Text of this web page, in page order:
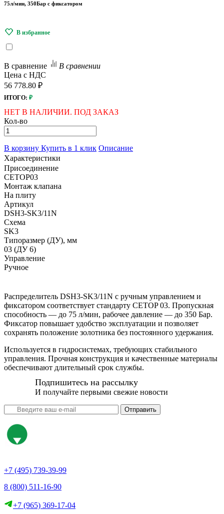
75л/мин, 350Бар с фиксатором
В сравнение
В сравнении
Цена с НДС
56 778.80 ₽
ИТОГО: ₽
НЕТ В НАЛИЧИИ. ПОД ЗАКАЗ
Кол-во
В корзину Купить в 1 клик Описание
Характеристики
Присоединение
CETOP03
Монтаж клапана
На плиту
Артикул
DSH3-SK3/11N
Схема
SK3
Типоразмер (ДУ), мм
03 (ДУ 6)
Управление
Ручное
Распределитель DSH3-SK3/11N с ручным управлением и
фиксатором соответствует стандарту CETOP 03. Пропускная
способность — до 75 л/мин, рабочее давление — до 350 Бар.
Фиксатор повышает удобство эксплуатации и позволяет
сохранять положение золотника без постоянного удержания.
Используется в гидросистемах, требующих стабильного
управления. Прочная конструкция и качественные материалы
обеспечивают длительный срок службы.
Подпишитесь на рассылку
И получайте первыми свежие новости
Отправить
+7 (495) 739-39-99
8 (800) 511-16-90
+7 (965) 369-17-04